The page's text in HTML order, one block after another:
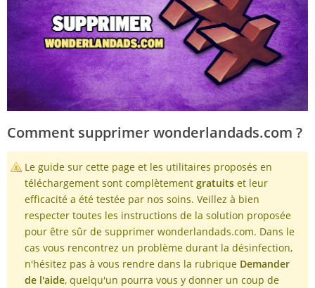
Comment supprimer wonderlandads.com ?
Le guide sur cette page et les utilitaires proposés en
téléchargement sont complètement gratuits et leur
efficacité a été testée par nos soins. Veillez à bien
respecter toutes les instructions de la solution proposée
pour être sûr de supprimer wonderlandads.com. Dans le
cas vous rencontrez un problème durant la désinfection,
n'hésitez pas à vous rendre dans la rubrique Demander
de l'aide, quelqu'un pourra vous y donner un coup de